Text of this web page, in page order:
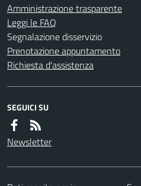
Amministrazione trasparente
Leggi le FAQ
Segnalazione disservizio
Prenotazione appuntamento
Richiesta d'assistenza
SEGUICI SU
Newsletter